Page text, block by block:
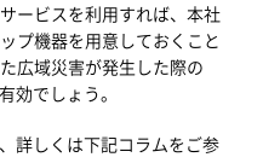
ービスを利用すれば、本社
プ機器を用意しておくこと
広域災害が発生した際の
効でしょう。
詳しくは下記コラムをご参